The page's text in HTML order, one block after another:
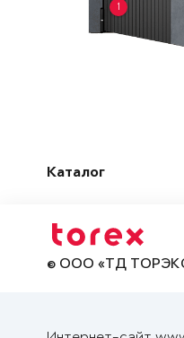
1
Каталог
© ООО «ТД